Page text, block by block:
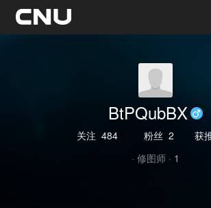
BtPQubBX
关注 484 粉丝 2 获
· 修图师 · 1